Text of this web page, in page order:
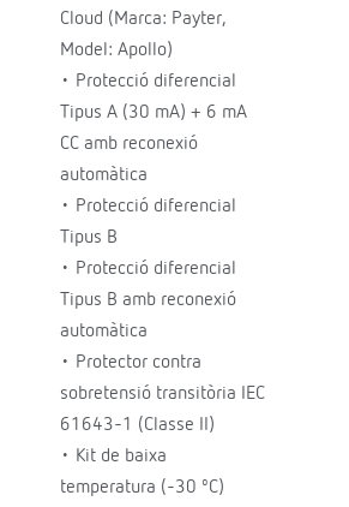
Cloud (Marca: Payter,
Model: Apollo)
• Protecció diferencial
Tipus A (30 mA) + 6 mA
CC amb reconexió
automàtica
• Protecció diferencial
Tipus B
• Protecció diferencial
Tipus B amb reconexió
automàtica
• Protector contra
sobretensió transitòria IEC
61643-1 (Classe II)
• Kit de baixa
temperatura (-30 ºC)